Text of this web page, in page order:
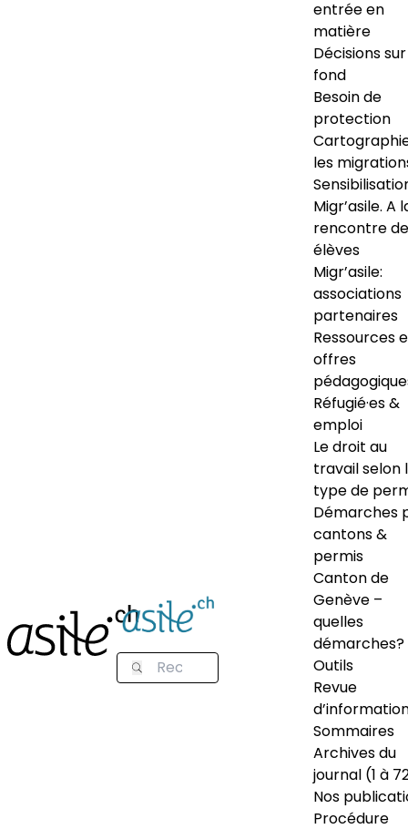
entrée en
matière
Décisions
fond
Besoin de
protection
les
Migr’asile. A
rencontre
élèves
Migr’asile:
associations
partenaires
Ressources
offres
Réfugié·es &
emploi
Le droit au
travail selon
type de
Démarches
cantons &
permis
Canton de
Genève –
quelles
démarches?
Outils
Revue
Sommaires
Archives du
journal (1 à
Nos
Procédure